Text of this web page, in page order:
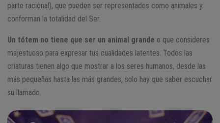
parte racional), que pueden ser representados como animales y
conforman la totalidad del Ser.
Un tótem no tiene que ser un animal grande o que consideres
majestuoso para expresar tus cualidades latentes. Todos las
criaturas tienen algo que mostrar a los seres humanos, desde las
más pequeñas hasta las más grandes, solo hay que saber escuchar
su llamado.